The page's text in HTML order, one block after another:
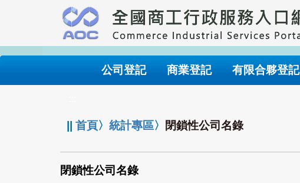
要
內
公司登記 商業登記 有限合夥登記
||首頁〉統計專區〉 閉鎖性公司名錄
閉鎖性公司名錄